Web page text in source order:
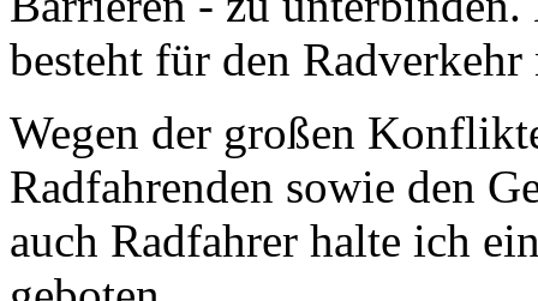
besteht für den
Wegen der großen
Radfahrenden sowie den
auch Radfahrer halte ich